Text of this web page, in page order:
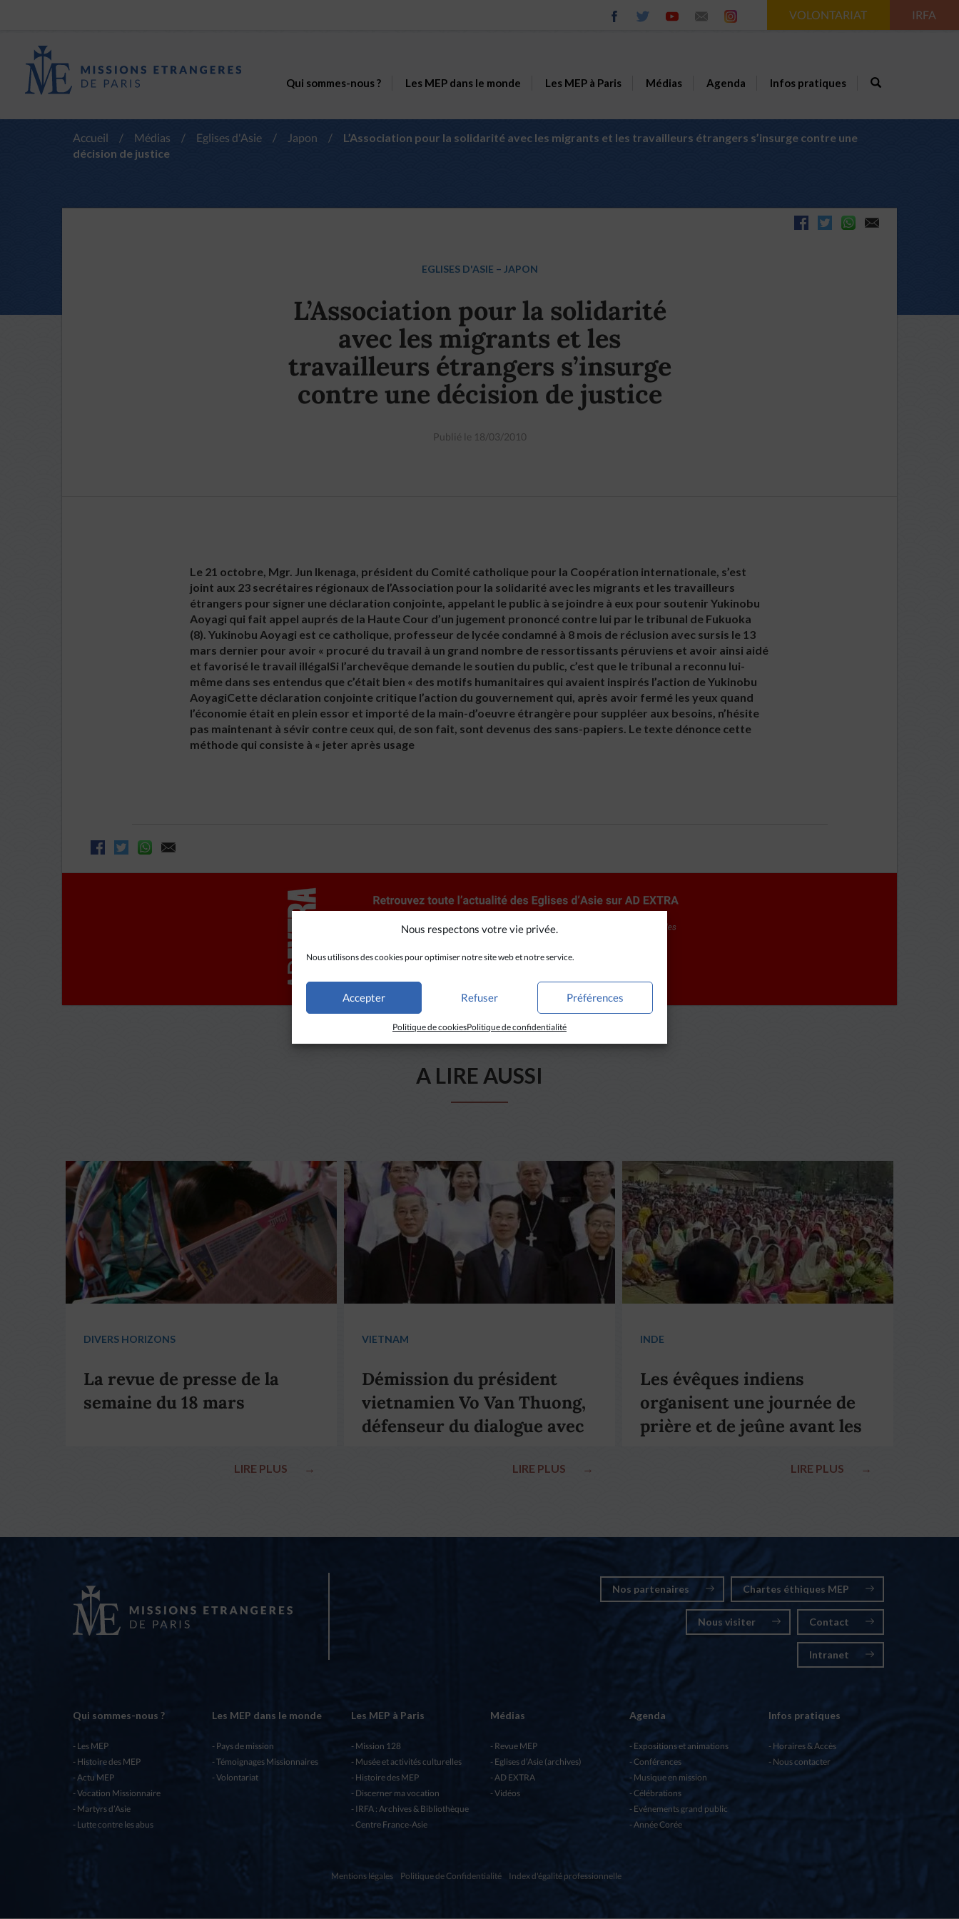
Nous respectons votre vie privée.
Nous utilisons des cookies pour optimiser notre site web et notre service.
Accepter Refuser Préférences
Politique de cookiesPolitique de confidentialité
VOLONTARIAT IRFA
Qui sommes-nous ? Les MEP dans le monde Les MEP à Paris Médias Agenda Infos pratiques
Accueil / Médias / Eglises d'Asie / Japon /
L’Association pour la solidarité avec les migrants et les travailleurs étrangers s’insurge contre une
décision de justice
EGLISES D'ASIE – JAPON
L’Association pour la solidarité
avec les migrants et les
travailleurs étrangers s’insurge
contre une décision de justice
Publié le 18/03/2010
Le 21 octobre, Mgr. Jun Ikenaga, président du Comité catholique pour la Coopération internationale, s’est
joint aux 23 secrétaires régionaux de l’Association pour la solidarité avec les migrants et les travailleurs
étrangers pour signer une déclaration conjointe, appelant le public à se joindre à eux pour soutenir Yukinobu
Aoyagi qui fait appel auprés de la Haute Cour d’un jugement prononcé contre lui par le tribunal de Fukuoka
(8). Yukinobu Aoyagi est ce catholique, professeur de lycée condamné à 8 mois de réclusion avec sursis le 13
mars dernier pour avoir « procuré du travail à un grand nombre de ressortissants péruviens et avoir ainsi aidé
et favorisé le travail illégalSi l’archevêque demande le soutien du public, c’est que le tribunal a reconnu lui-
même dans ses entendus que c’était bien « des motifs humanitaires qui avaient inspirés l’action de Yukinobu
AoyagiCette déclaration conjointe critique l’action du gouvernement qui, après avoir fermé les yeux quand
l’économie était en plein essor et importé de la main-d’oeuvre étrangère pour suppléer aux besoins, n’hésite
pas maintenant à sévir contre ceux qui, de son fait, sont devenus des sans-papiers. Le texte dénonce cette
méthode qui consiste à « jeter après usage
A LIRE AUSSI
DIVERS HORIZONS
La revue de presse de la
semaine du 18 mars
LIRE PLUS →
VIETNAM
Démission du président
vietnamien Vo Van Thuong,
défenseur du dialogue avec
LIRE PLUS →
INDE
Les évêques indiens
organisent une journée de
prière et de jeûne avant les
LIRE PLUS →
Nos partenaires Chartes éthiques MEP
Nous visiter Contact
Intranet
Qui sommes-nous ?
Les MEP
Histoire des MEP
Actu MEP
Vocation Missionnaire
Martyrs d’Asie
Lutte contre les abus
Les MEP dans le monde
Pays de mission
Témoignages Missionnaires
Volontariat
Les MEP à Paris
Mission 128
Musée et activités culturelles
Histoire des MEP
Discerner ma vocation
IRFA : Archives & Bibliothèque
Centre France-Asie
Médias
Revue MEP
Eglises d’Asie (archives)
AD EXTRA
Vidéos
Agenda
Expositions et animations
Conférences
Musique en mission
Célébrations
Evénements grand public
Année Corée
Infos pratiques
Horaires & Accès
Nous contacter
Mentions légales Politique de Confidentialité Index d'égalité professionnelle